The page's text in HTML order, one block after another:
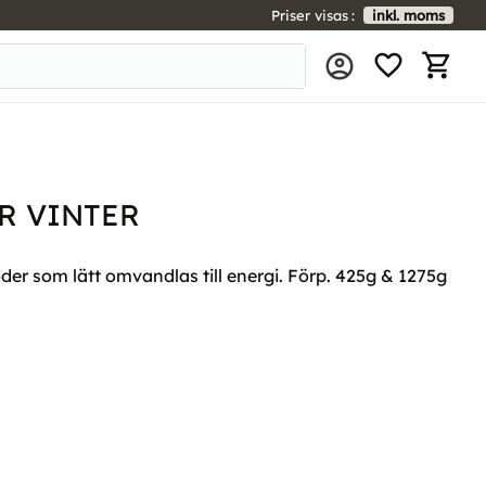
Priser visas inkl. moms
VINTER
som lätt omvandlas till energi. Förp. 425g & 1275g